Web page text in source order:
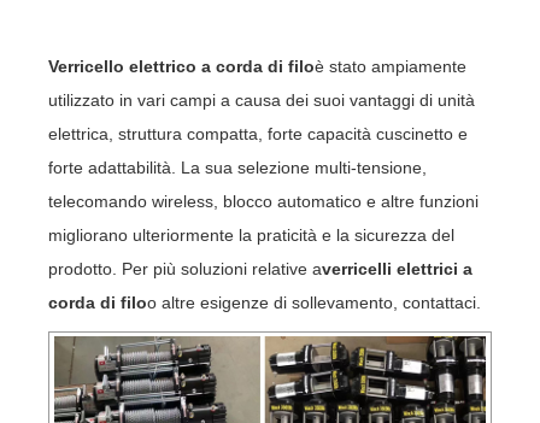
Verricello elettrico a corda di filoè stato ampiamente
utilizzato in vari campi a causa dei suoi vantaggi di unità
elettrica, struttura compatta, forte capacità cuscinetto e
forte adattabilità. La sua selezione multi-tensione,
telecomando wireless, blocco automatico e altre funzioni
migliorano ulteriormente la praticità e la sicurezza del
prodotto. Per più soluzioni relative averricelli elettrici a
corda di filoo altre esigenze di sollevamento, contattaci.